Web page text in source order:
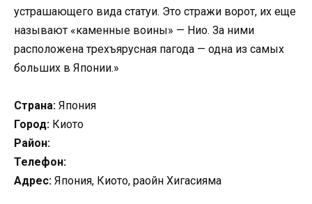
устрашающего вида статуи. Это стражи ворот, их еще
называют «каменные воины» — Нио. За ними
расположена трехъярусная пагода — одна из самых
больших в Японии.»
Страна: Япония
Город: Киото
Район:
Телефон:
Адрес: Япония, Киото, раойн Хигасияма